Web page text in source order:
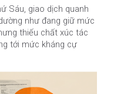
Sáu, giao dịch quanh
như đang giữ mức
thiếu chất xúc tác
tới mức kháng cự